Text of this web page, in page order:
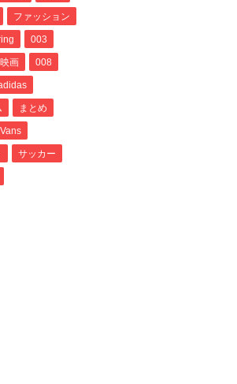
ファッション
003
映画 008
まとめ
Vans
サッカー